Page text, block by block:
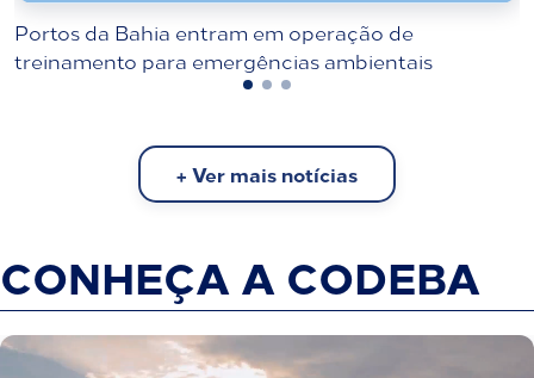
Portos da Bahia entram em operação de
treinamento para emergências ambientais
+ Ver mais notícias
CONHEÇA A CODEBA